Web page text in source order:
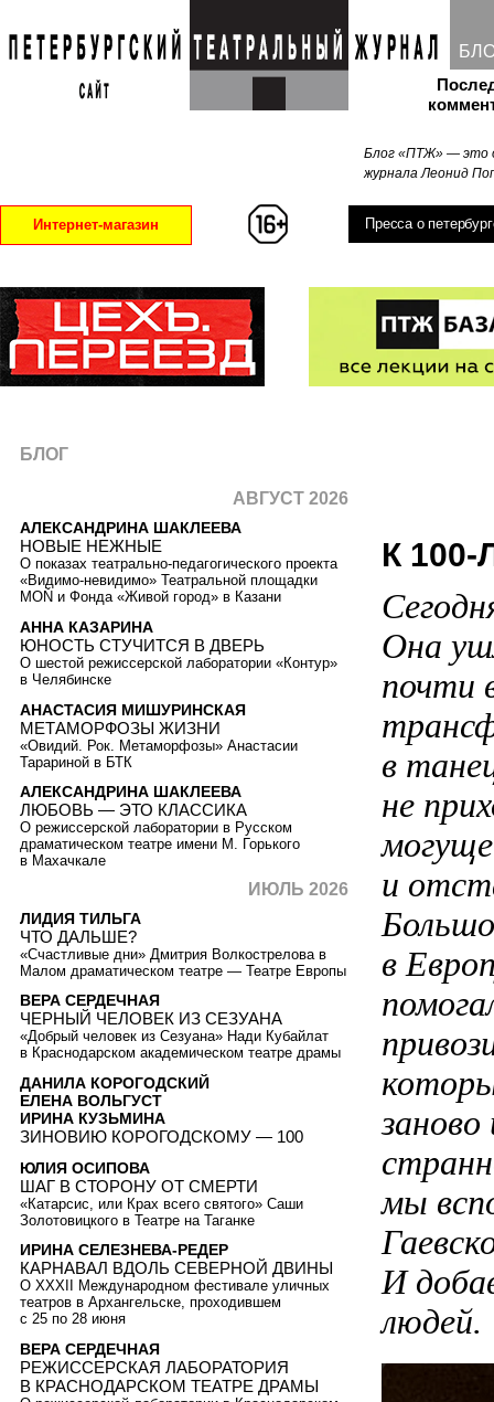
Блог «ПТЖ» — это
журнала Леонид
Интернет-магазин Пресса о
К
Она
почти
в
не
и
в
мы
И
людей.
БЛОГ
АВГУСТ 2026
АЛЕКСАНДРИНА ШАКЛЕЕВА
НОВЫЕ НЕЖНЫЕ
О показах театрально-педагогического проекта
«Видимо-невидимо» Театральной площадки
MOŇ и Фонда «Живой город» в Казани
АННА КАЗАРИНА
ЮНОСТЬ СТУЧИТСЯ В ДВЕРЬ
О шестой режиссерской лаборатории «Контур»
в Челябинске
АНАСТАСИЯ МИШУРИНСКАЯ
МЕТАМОРФОЗЫ ЖИЗНИ
«Овидий. Рок. Метаморфозы» Анастасии
Тарариной в БТК
АЛЕКСАНДРИНА ШАКЛЕЕВА
ЛЮБОВЬ — ЭТО КЛАССИКА
О режиссерской лаборатории в Русском
драматическом театре имени М. Горького
в Махачкале
ИЮЛЬ 2026
ЛИДИЯ ТИЛЬГА
ЧТО ДАЛЬШЕ?
«Счастливые дни» Дмитрия Волкострелова в
Малом драматическом театре — Театре Европы
ВЕРА СЕРДЕЧНАЯ
ЧЕРНЫЙ ЧЕЛОВЕК ИЗ СЕЗУАНА
«Добрый человек из Сезуана» Нади Кубайлат
в Краснодарском академическом театре драмы
ДАНИЛА КОРОГОДСКИЙ
ЕЛЕНА ВОЛЬГУСТ
ИРИНА КУЗЬМИНА
ЗИНОВИЮ КОРОГОДСКОМУ — 100
ЮЛИЯ ОСИПОВА
ШАГ В СТОРОНУ ОТ СМЕРТИ
«Катарсис, или Крах всего святого» Саши
Золотовицкого в Театре на Таганке
ИРИНА СЕЛЕЗНЕВА-РЕДЕР
КАРНАВАЛ ВДОЛЬ СЕВЕРНОЙ ДВИНЫ
О XXXII Международном фестивале уличных
театров в Архангельске, проходившем
с 25 по 28 июня
ВЕРА СЕРДЕЧНАЯ
РЕЖИССЕРСКАЯ ЛАБОРАТОРИЯ
В КРАСНОДАРСКОМ ТЕАТРЕ ДРАМЫ